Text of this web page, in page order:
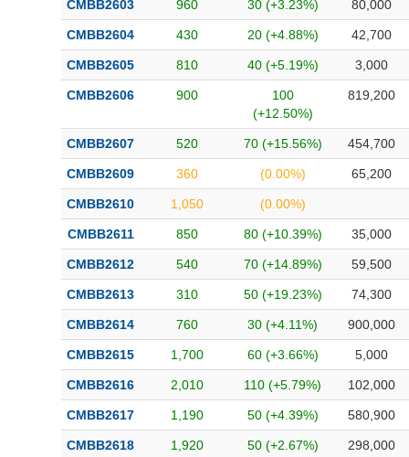
CMBB2603 960 30 (+3.23%) 80,000
CMBB2604 430 20 (+4.88%) 42,700
CMBB2605 810 40 (+5.19%) 3,000
CMBB2606 900
100
(+12.50%)
819,200
CMBB2607 520 70 (+15.56%) 454,700
CMBB2609 360 (0.00%) 65,200
CMBB2610 1,050 (0.00%)
CMBB2611 850 80 (+10.39%) 35,000
CMBB2612 540 70 (+14.89%) 59,500
CMBB2613 310 50 (+19.23%) 74,300
CMBB2614 760 30 (+4.11%) 900,000
CMBB2615 1,700 60 (+3.66%) 5,000
CMBB2616 2,010 110 (+5.79%) 102,000
CMBB2617 1,190 50 (+4.39%) 580,900
CMBB2618 1,920 50 (+2.67%) 298,000
Bài viết của tác giả(-)
Báo cáo phân tích (-)
Thuật ngữ(-)
Dịch vụ(-)
Đào tạo
Sách tài chính
Công cụ đầu tư
Truyền thông tài chính
Dữ liệu tài chính